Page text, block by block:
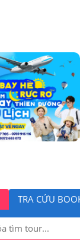
TRA CỨU